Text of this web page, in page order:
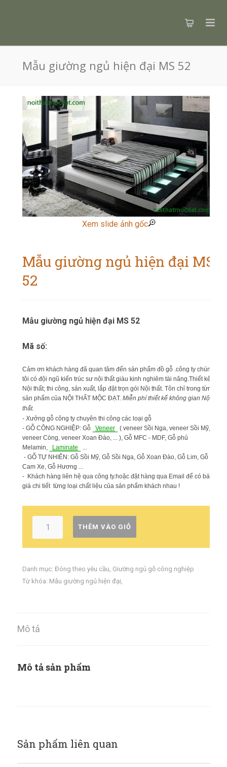
Mẫu giường ngủ hiện đại MS 52
Xem slide ảnh gốc
Mẫu giường ngủ hiện đại MS
52
Mẫu giường ngủ hiện đại MS 52
Mã số:
Cảm ơn khách hàng đã quan tâm đến sản phẩm đồ gỗ .công ty chúng
tôi có đội ngũ kiến trúc sư nội thất giàu kinh nghiêm tài năng.Thiết kế
Nội thất; thi công, sản xuất, lắp đặt trọn gói Nội thất. Tôn chỉ trong từng
sản phẩm của NỘI THẤT MỘC ĐẠT. Miễn phí thiết kế không gian Nội
thất.
- Xưởng gỗ công ty chuyên thi công các loại gỗ
- GỖ CÔNG NGHIỆP: Gỗ
Veneer
( veneer Sồi Nga, veneer Sồi Mỹ,
veneer Còng, veneer Xoan Đào, ... ), Gỗ MFC - MDF, Gỗ phủ
Melamin,
Laminate
...
- GỖ TỰ NHIÊN: Gỗ Sồi Mỹ, Gỗ Sồi Nga, Gỗ Xoan Đào, Gỗ Lim, Gỗ
Cam Xe, Gỗ Hương ...
- Khách hàng liên hệ qua công ty.hoặc đặt hàng qua Email để có báo
giá chi tiết từng loại chất liệu của sản phẩm khách nhau !
THÊM VÀO GIỎ
Danh mục: Đóng theo yêu cầu, Giường ngủ gỗ công nghiệp
Từ khóa: Mẫu giường ngủ hiện đại,
Mô tả
Mô tả sản phẩm
Sản phẩm liên quan